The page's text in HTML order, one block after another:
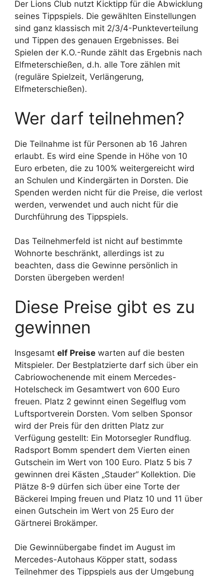
Der Lions Club nutzt Kicktipp für die Abwicklung
seines Tippspiels. Die gewählten Einstellungen
sind ganz klassisch mit 2/3/4-Punkteverteilung
und Tippen des genauen Ergebnisses. Bei
Spielen der K.O.-Runde zählt das Ergebnis nach
Elfmeterschießen, d.h. alle Tore zählen mit
(reguläre Spielzeit, Verlängerung,
Elfmeterschießen).
Wer darf teilnehmen?
Die Teilnahme ist für Personen ab 16 Jahren
erlaubt. Es wird eine Spende in Höhe von 10
Euro erbeten, die zu 100% weitergereicht wird
an Schulen und Kindergärten in Dorsten. Die
Spenden werden nicht für die Preise, die verlost
werden, verwendet und auch nicht für die
Durchführung des Tippspiels.
Das Teilnehmerfeld ist nicht auf bestimmte
Wohnorte beschränkt, allerdings ist zu
beachten, dass die Gewinne persönlich in
Dorsten übergeben werden!
Diese Preise gibt es zu
gewinnen
Insgesamt elf Preise warten auf die besten
Mitspieler. Der Bestplatzierte darf sich über ein
Cabriowochenende mit einem Mercedes-
Hotelscheck im Gesamtwert von 600 Euro
freuen. Platz 2 gewinnt einen Segelflug vom
Luftsportverein Dorsten. Vom selben Sponsor
wird der Preis für den dritten Platz zur
Verfügung gestellt: Ein Motorsegler Rundflug.
Radsport Bomm spendert dem Vierten einen
Gutschein im Wert von 100 Euro. Platz 5 bis 7
gewinnen drei Kästen „Stauder“ Kollektion. Die
Plätze 8-9 dürfen sich über eine Torte der
Bäckerei Imping freuen und Platz 10 und 11 über
einen Gutschein im Wert von 25 Euro der
Gärtnerei Brokämper.
Die Gewinnübergabe findet im August im
Mercedes-Autohaus Köpper statt, sodass
Teilnehmer des Tippspiels aus der Umgebung